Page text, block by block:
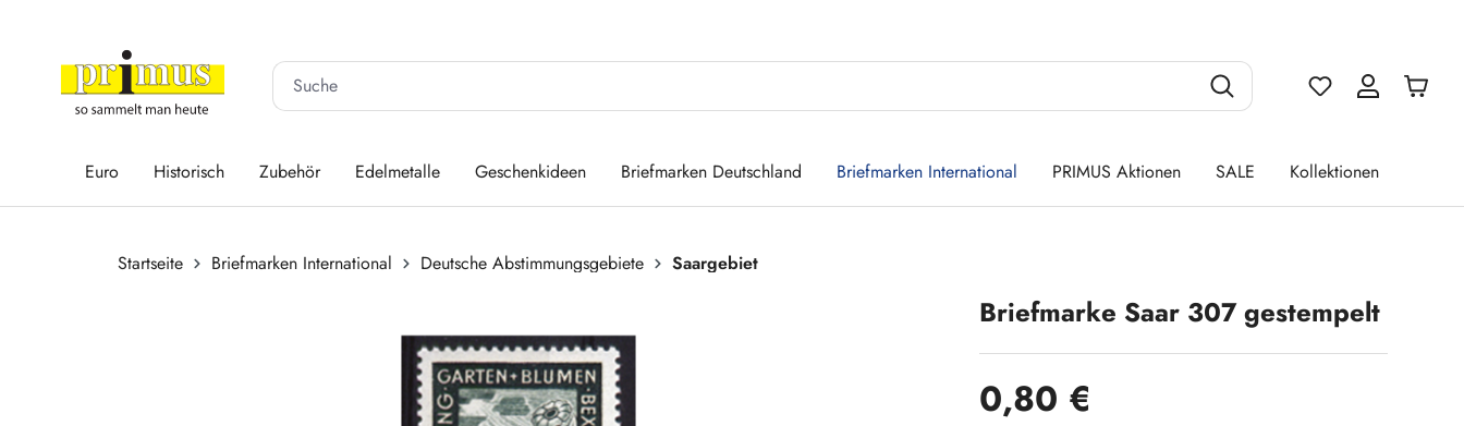
Du hast 0
Euro Historisch Zubehör Edelmetalle Geschenkideen Briefmarken Deutschland Briefmarken International PRIMUS Aktionen SALE Kollektionen
Startseite Briefmarken International Deutsche Abstimmungsgebiete
Saargebiet
Briefmarke Saar 307 gestempelt
Regulärer Preis:
0,80 €